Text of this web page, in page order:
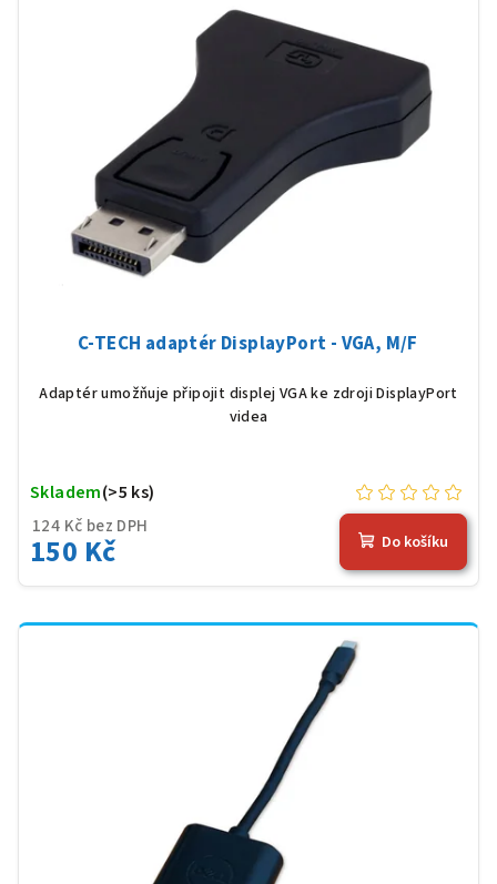
C-TECH adaptér DisplayPort - VGA, M/F
Adaptér umožňuje připojit displej VGA ke zdroji DisplayPort
videa
124 Kč bez DPH
150 Kč
Skladem(>5 ks)
Do košíku